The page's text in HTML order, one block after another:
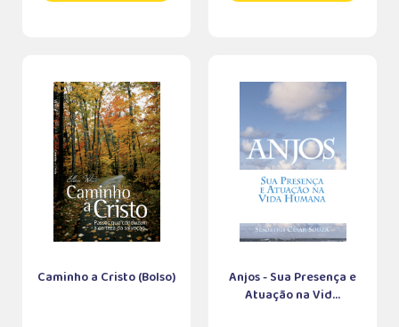
Caminho a Cristo (Bolso)
Anjos - Sua Presença e
Atuação na Vid...